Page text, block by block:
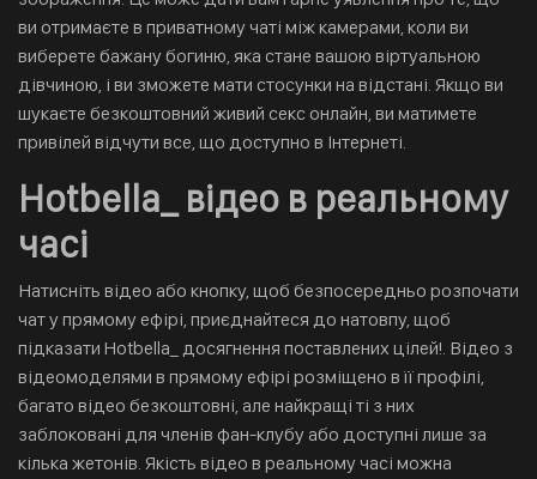
ви отримаєте в приватному чаті між камерами, коли ви
виберете бажану богиню, яка стане вашою віртуальною
дівчиною, і ви зможете мати стосунки на відстані. Якщо ви
шукаєте безкоштовний живий секс онлайн, ви матимете
привілей відчути все, що доступно в Інтернеті.
Hotbella_ відео в реальному
часі
Натисніть відео або кнопку, щоб безпосередньо розпочати
чат у прямому ефірі, приєднайтеся до натовпу, щоб
підказати Hotbella_ досягнення поставлених цілей!. Відео з
відеомоделями в прямому ефірі розміщено в її профілі,
багато відео безкоштовні, але найкращі ті з них
заблоковані для членів фан-клубу або доступні лише за
кілька жетонів. Якість відео в реальному часі можна